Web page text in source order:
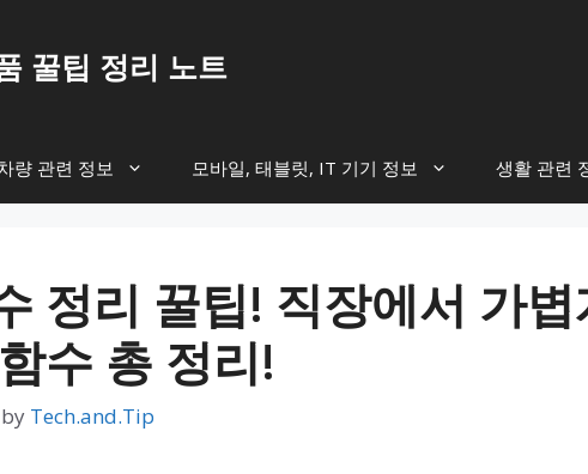
꿀팁 정리 노트
량 관련 정보 모바일, 태블릿, IT 기기 정보 생활 관련
정리 꿀팁! 직장에서 가
수 총 정리!
by Tech.and.Tip